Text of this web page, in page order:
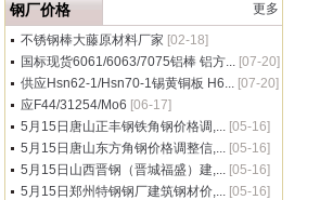
钢厂价格 更多
不锈钢棒大藤原材料厂家 [02-18]
国标现货6061/6063/7075铝棒 铝方... [07-20]
供应Hsn62-1/Hsn70-1锡黄铜板 H6... [07-20]
应F44/31254/Mo6 [06-17]
5月15日唐山正丰钢铁角钢价格调,... [05-16]
5月15日唐山东方角钢价格调整信,... [05-16]
5月15日山西晋钢（晋城福盛）建,... [05-16]
5月15日郑州特钢钢厂建筑钢材价,... [05-16]